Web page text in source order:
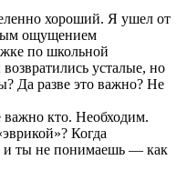
хороший. Я ушел от
ощущением
по школьной
усталые, но
Да разве это важно? Не
кто. Необходим.
Когда
и ты не понимаешь — как